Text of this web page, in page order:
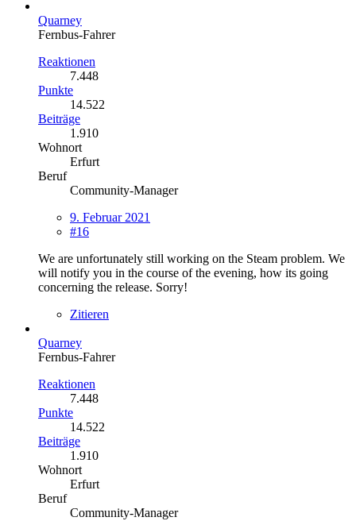
Quarney
Fernbus-Fahrer
Reaktionen
7.448
Punkte
14.522
Beiträge
1.910
Wohnort
Erfurt
Beruf
Community-Manager
9. Februar 2021
#16
We are unfortunately still working on the Steam problem. We
will notify you in the course of the evening, how its going
concerning the release. Sorry!
Zitieren
Quarney
Fernbus-Fahrer
Reaktionen
7.448
Punkte
14.522
Beiträge
1.910
Wohnort
Erfurt
Beruf
Community-Manager